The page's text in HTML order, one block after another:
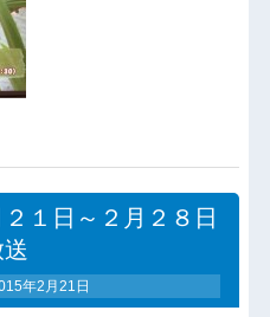
１日～２月２８日
年2月21日